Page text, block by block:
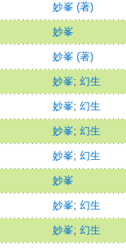
妙峯 (著)
妙峯
妙峯 (著)
妙峯; 幻生
妙峯; 幻生
妙峯; 幻生
妙峯; 幻生
妙峯
妙峯; 幻生
妙峯; 幻生